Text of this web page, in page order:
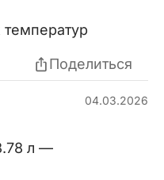
Поделиться
04.03.2026
л —